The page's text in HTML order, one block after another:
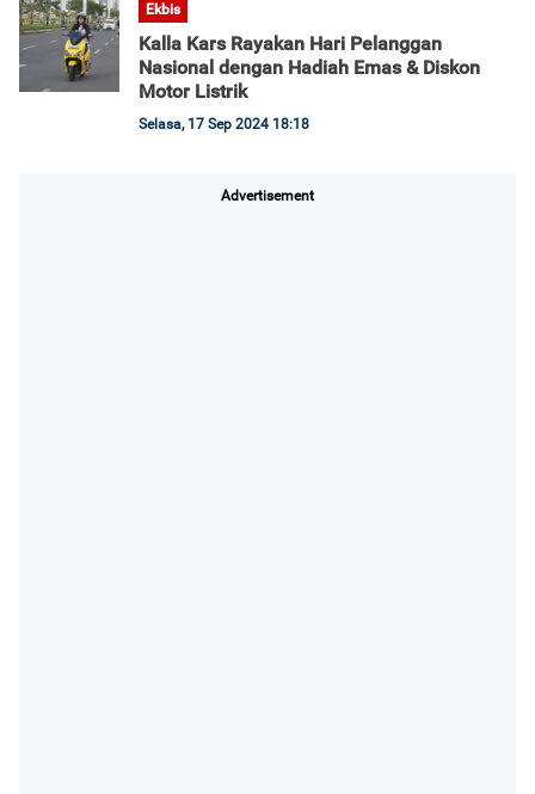
Ekbis
Kalla Kars Rayakan Hari Pelanggan
Nasional dengan Hadiah Emas & Diskon
Motor Listrik
Selasa, 17 Sep 2024 18:18
Advertisement